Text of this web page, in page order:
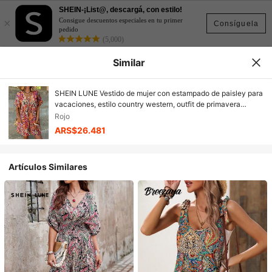
Consíguela
×
SHEIN-¡List@, descargá, con estilo!
Consigue descuentos especiales en tu primer
pedido
(5,000)
Similar
SHEIN LUNE Vestido de mujer con estampado de paisley para
vacaciones, estilo country western, outfit de primavera
bohemio floral, ropa de verano para mujer, vestido de verano
bohemio, vestidos y outfits bohemios de mujer
Rojo
ARS$26.481
Artículos Similares